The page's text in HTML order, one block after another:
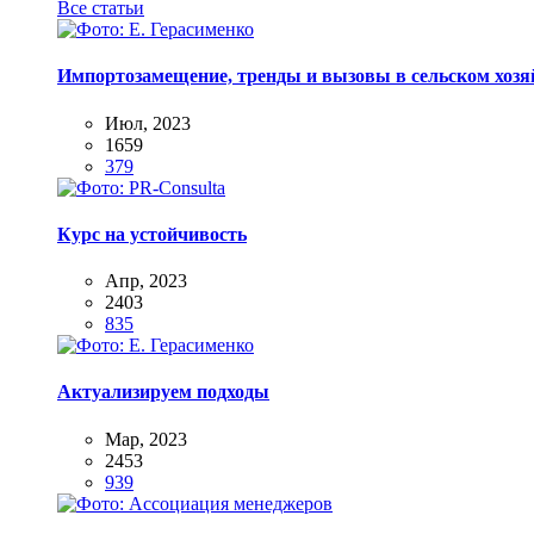
Все статьи
Импортозамещение, тренды и вызовы в сельском
Июл, 2023
1659
379
Курс на устойчивость
Апр, 2023
2403
835
Актуализируем подходы
Мар, 2023
2453
939